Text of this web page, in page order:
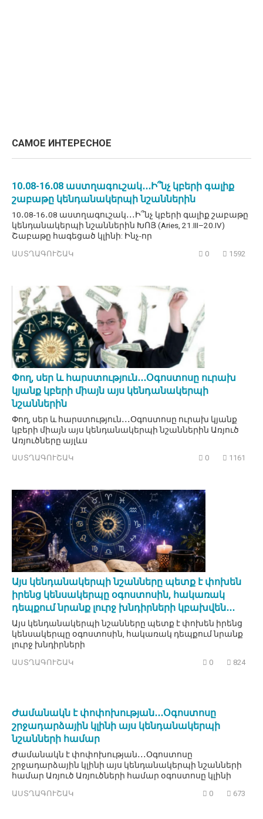
САМОЕ ИНТЕРЕСНОЕ
10․08-16․08 աստղագուշակ․․․Ի՞նչ կբերի գալիք
շաբաթը կենդանակերպի նշաններին
10․08-16․08 աստղագուշակ․․․Ի՞նչ կբերի գալիք շաբաթը
կենդանակերպի նշաններին ԽՈՅ (Aries, 21.III–20.IV)
Շաբաթը հագեցած կլինի: Ինչ-որ
ԱՍՏՂԱԳՈՒՇԱԿ 0 1592
Փող, սեր և հարստություն․․․Օգոստոսը ուրախ
կյանք կբերի միայն այս կենդանակերպի
նշաններին
Փող, սեր և հարստություն․․․Օգոստոսը ուրախ կյանք
կբերի միայն այս կենդանակերպի նշաններին Առյուծ
Առյուծները այլևս
ԱՍՏՂԱԳՈՒՇԱԿ 0 1161
Այս կենդանակերպի նշանները պետք է փոխեն
իրենց կենսակերպը օգոստոսին, հակառակ
դեպքում նրանք լուրջ խնդիրների կբախվեն․․․
Այս կենդանակերպի նշանները պետք է փոխեն իրենց
կենսակերպը օգոստոսին, հակառակ դեպքում նրանք
լուրջ խնդիրների
ԱՍՏՂԱԳՈՒՇԱԿ 0 824
Ժամանակն է փոփոխության․․․Օգոստոսը
շրջադարձային կլինի այս կենդանակերպի
նշանների համար
Ժամանակն է փոփոխության․․․Օգոստոսը
շրջադարձային կլինի այս կենդանակերպի նշանների
համար Առյուծ Առյուծների համար օգոստոսը կլինի
ԱՍՏՂԱԳՈՒՇԱԿ 0 673